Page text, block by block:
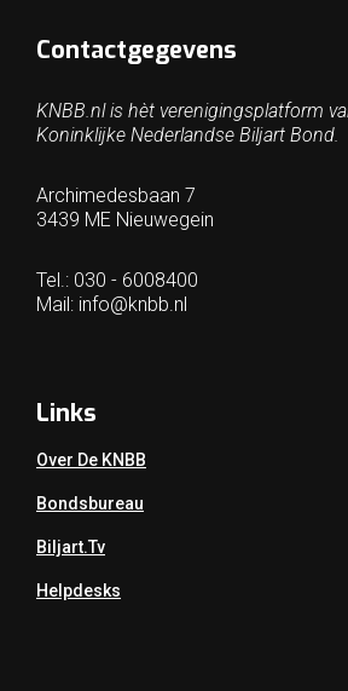
Contactgegevens
KNBB.nl is hèt verenigingsplatform
Koninklijke Nederlandse Biljart Bond.
Archimedesbaan 7
3439 ME Nieuwegein
Tel.: 030 - 6008400
Mail: info@knbb.nl
Links
Over De KNBB
Bondsbureau
Biljart.tv
Helpdesks